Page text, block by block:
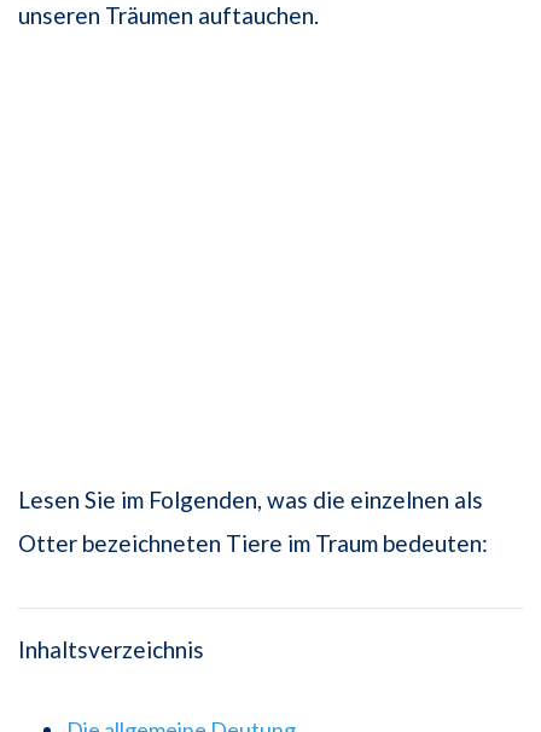
unseren Träumen auftauchen.
Lesen Sie im Folgenden, was die einzelnen als
Otter bezeichneten Tiere im Traum bedeuten:
Inhaltsverzeichnis